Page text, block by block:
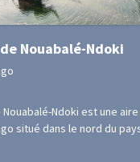
Nouabalé-Ndoki
Nouabalé-Ndoki est une
situé dans le nord du